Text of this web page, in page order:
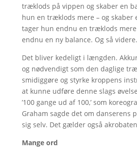
træklods på vippen og skaber en
hun en træklods mere – og skaber
tager hun endnu en træklods mere
endnu en ny balance. Og så videre.
Det bliver kedeligt i længden.
og nødvendigt som den daglige
smidiggøre og styrke kroppens
at kunne udføre denne slags
’100 gange ud af 100,’ som
Graham sagde det om danserens
sig selv. Det gælder også
Mange ord